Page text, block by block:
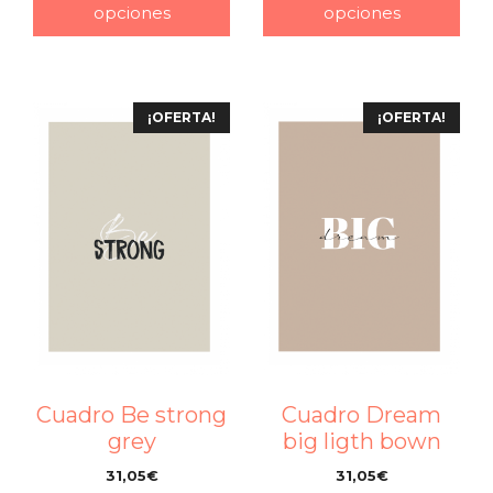
opciones opciones
¡OFERTA!
Cuadro Be strong
grey
31,05€
¡OFERTA!
Cuadro Dream
big ligth bown
31,05€